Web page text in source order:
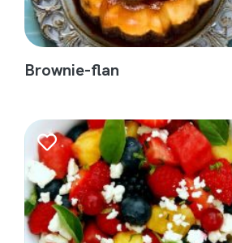
Brownie-flan